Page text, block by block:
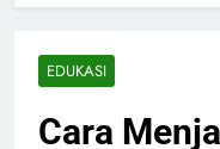
EDUKASI
Cara